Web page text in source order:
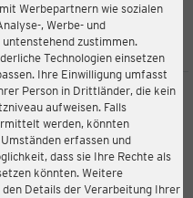
Werbepartnern wie sozialen
, Werbe- und
untenstehend zustimmen.
Technologien einsetzen
Ihre Einwilligung umfasst
Person in Drittländer, die kein
aufweisen. Falls
werden, könnten
erfassen und
dass sie Ihre Rechte als
könnten. Weitere
Details der Verarbeitung Ihrer
AKTIONEN
(Odenwald)